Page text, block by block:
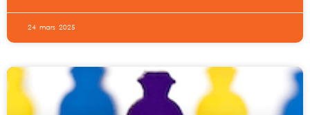
24 mars 2025